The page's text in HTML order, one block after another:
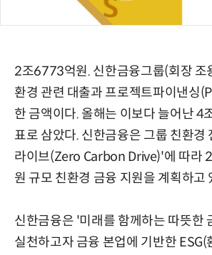
2조6773억원. 신한금융그룹(회장 조
환경 관련 대출과 프로젝트파이낸싱
한 금액이다. 올해는 이보다 늘어난 4
표로 삼았다. 신한금융은 그룹 친환경
라이브(Zero Carbon Drive)'에 따라
원 규모 친환경 금융 지원을 계획하고
신한금융은 '미래를 함께하는 따뜻한
실천하고자 금융 본업에 기반한